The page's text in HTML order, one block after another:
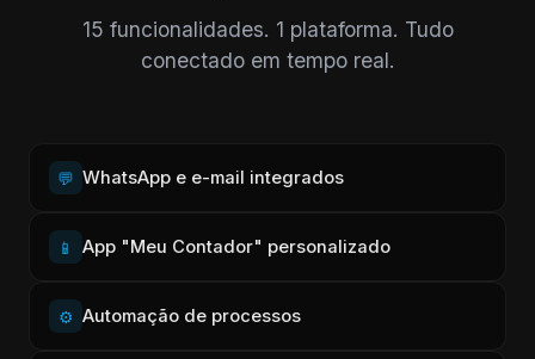
15 funcionalidades. 1 plataforma. Tudo
conectado em tempo real.
💬 WhatsApp e e-mail integrados
📱 App "Meu Contador" personalizado
⚙️ Automação de processos